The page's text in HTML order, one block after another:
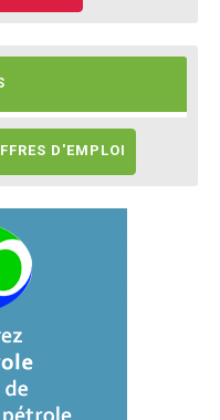
D'EMPLOI